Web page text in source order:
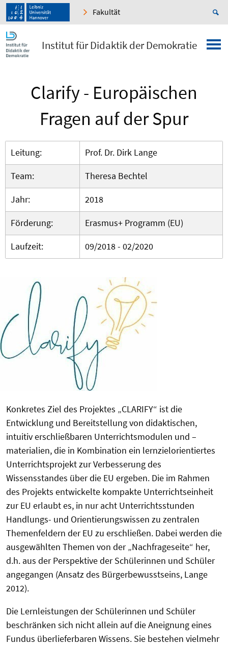
Fakultät
Institut für Didaktik der Demokratie
Clarify - Europäischen
Fragen auf der Spur
Leitung:
Prof. Dr. Dirk Lange
Team:
Theresa Bechtel
Jahr:
2018
Förderung:
Erasmus+ Programm (EU)
Laufzeit:
09/2018 - 02/2020
Konkretes Ziel des Projektes „CLARIFY“ ist die
Entwicklung und Bereitstellung von didaktischen,
intuitiv erschließbaren Unterrichtsmodulen und –
materialien, die in Kombination ein lernzielorientiertes
Unterrichtsprojekt zur Verbesserung des
Wissensstandes über die EU ergeben. Die im Rahmen
des Projekts entwickelte kompakte Unterrichtseinheit
zur EU erlaubt es, in nur acht Unterrichtsstunden
Handlungs- und Orientierungswissen zu zentralen
Themenfeldern der EU zu erschließen. Dabei werden die
ausgewählten Themen von der „Nachfrageseite“ her,
d.h. aus der Perspektive der Schülerinnen und Schüler
angegangen (Ansatz des Bürgerbewusstseins, Lange
2012).
Die Lernleistungen der Schülerinnen und Schüler
beschränken sich nicht allein auf die Aneignung eines
Fundus überlieferbaren Wissens. Sie bestehen vielmehr